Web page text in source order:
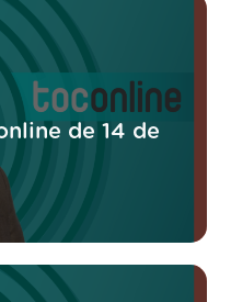
de 14 de